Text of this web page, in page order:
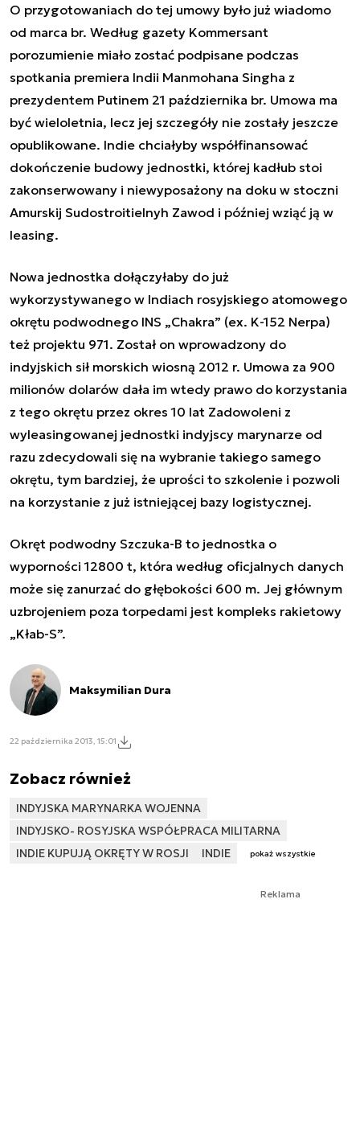
O przygotowaniach do tej umowy było już wiadomo
od marca br. Według gazety Kommersant
porozumienie miało zostać podpisane podczas
spotkania premiera Indii Manmohana Singha z
prezydentem Putinem 21 października br. Umowa ma
być wieloletnia, lecz jej szczegóły nie zostały jeszcze
opublikowane. Indie chciałyby współfinansować
dokończenie budowy jednostki, której kadłub stoi
zakonserwowany i niewyposażony na doku w stoczni
Amurskij Sudostroitielnyh Zawod i później wziąć ją w
leasing.
Nowa jednostka dołączyłaby do już
wykorzystywanego w Indiach rosyjskiego atomowego
okrętu podwodnego INS „Chakra” (ex. K-152 Nerpa)
też projektu 971. Został on wprowadzony do
indyjskich sił morskich wiosną 2012 r. Umowa za 900
milionów dolarów dała im wtedy prawo do korzystania
z tego okrętu przez okres 10 lat Zadowoleni z
wyleasingowanej jednostki indyjscy marynarze od
razu zdecydowali się na wybranie takiego samego
okrętu, tym bardziej, że uprości to szkolenie i pozwoli
na korzystanie z już istniejącej bazy logistycznej.
Okręt podwodny Szczuka-B to jednostka o
wyporności 12800 t, która według oficjalnych danych
może się zanurzać do głębokości 600 m. Jej głównym
uzbrojeniem poza torpedami jest kompleks rakietowy
„Kłab-S”.
Maksymilian Dura
22 października 2013, 15:01
Zobacz również
INDYJSKA MARYNARKA WOJENNA
INDYJSKO- ROSYJSKA WSPÓŁPRACA MILITARNA
INDIE KUPUJĄ OKRĘTY W ROSJI
INDIE pokaż wszystkie
Reklama